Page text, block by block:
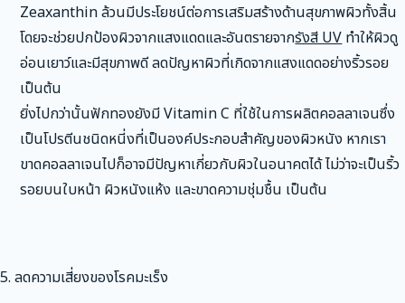
Zeaxanthin ล้วนมีประโยชน์ต่อการเสริมสร้างด้านสุขภาพผิวทั้งสิ้น
โดยจะช่วยปกป้องผิวจากแสงแดดและอันตรายจากรังสี UVทำให้ผิวดู
อ่อนเยาว์และมีสุขภาพดี ลดปัญหาผิวที่เกิดจากแสงแดดอย่างริ้วรอย
เป็นต้น
ยิ่งไปกว่านั้นฟักทองยังมี Vitamin C ที่ใช้ในการผลิตคอลลาเจนซึ่ง
เป็นโปรตีนชนิดหนี่งที่เป็นองค์ประกอบสำคัญของผิวหนัง หากเรา
ขาดคอลลาเจนไปก็อาจมีปัญหาเกี่ยวกับผิวในอนาคตได้ ไม่ว่าจะเป็นริ้ว
รอยบนใบหน้า ผิวหนังแห้ง และขาดความชุ่มชื้น เป็นต้น
5. ลดความเสี่ยงของโรคมะเร็ง